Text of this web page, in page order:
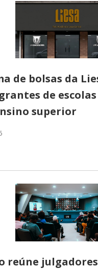
de bolsas da
de
superior
reúne